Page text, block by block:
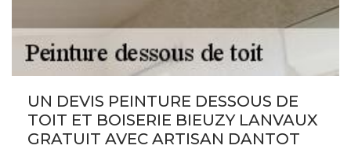
UN DEVIS PEINTURE DESSOUS DE
TOIT ET BOISERIE BIEUZY LANVAUX
GRATUIT AVEC ARTISAN DANTOT